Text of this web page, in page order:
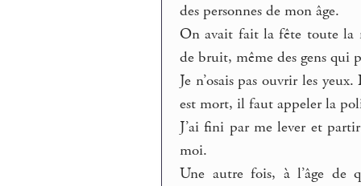
des personnes de mon âge.
On avait fait la fête toute la
de bruit, même des gens qui
Je n’osais pas ouvrir les
est mort, il faut appeler la
J’ai fini par me lever et
moi.
Une autre fois, à l’âge de